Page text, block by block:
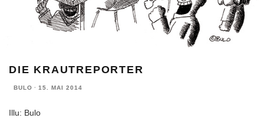
DIE KRAUTREPORTER
BULO · 15. MAI 2014
Illu: Bulo